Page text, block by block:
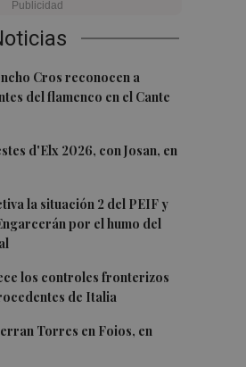
Cros reconocen a
del flamenco en el Cante
d'Elx 2026, con Josan, en
la situación 2 del PEIF y
por el humo del
los controles fronterizos
de Italia
Torres en Foios, en